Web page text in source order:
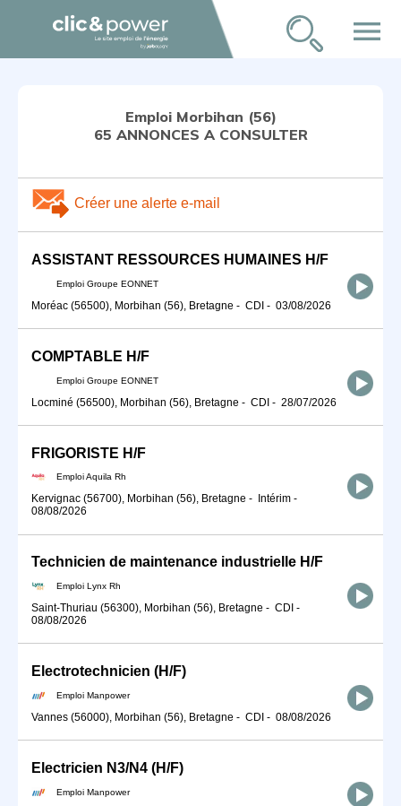
menu
Emploi Morbihan (56)
65 ANNONCES A CONSULTER
Créer une alerte e-mail
ASSISTANT RESSOURCES HUMAINES H/F
Emploi Groupe EONNET
Moréac (56500), Morbihan (56), Bretagne - CDI - 03/08/2026
COMPTABLE H/F
Emploi Groupe EONNET
Locminé (56500), Morbihan (56), Bretagne - CDI - 28/07/2026
FRIGORISTE H/F
Emploi Aquila Rh
Kervignac (56700), Morbihan (56), Bretagne - Intérim -
08/08/2026
Technicien de maintenance industrielle H/F
Emploi Lynx Rh
Saint-Thuriau (56300), Morbihan (56), Bretagne - CDI -
08/08/2026
Electrotechnicien (H/F)
Emploi Manpower
Vannes (56000), Morbihan (56), Bretagne - CDI - 08/08/2026
Electricien N3/N4 (H/F)
Emploi Manpower